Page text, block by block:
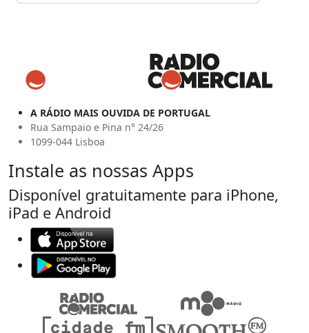
A RÁDIO MAIS OUVIDA DE PORTUGAL
Rua Sampaio e Pina n° 24/26
1099-044 Lisboa
Instale as nossas Apps
Disponível gratuitamente para iPhone,
iPad e Android